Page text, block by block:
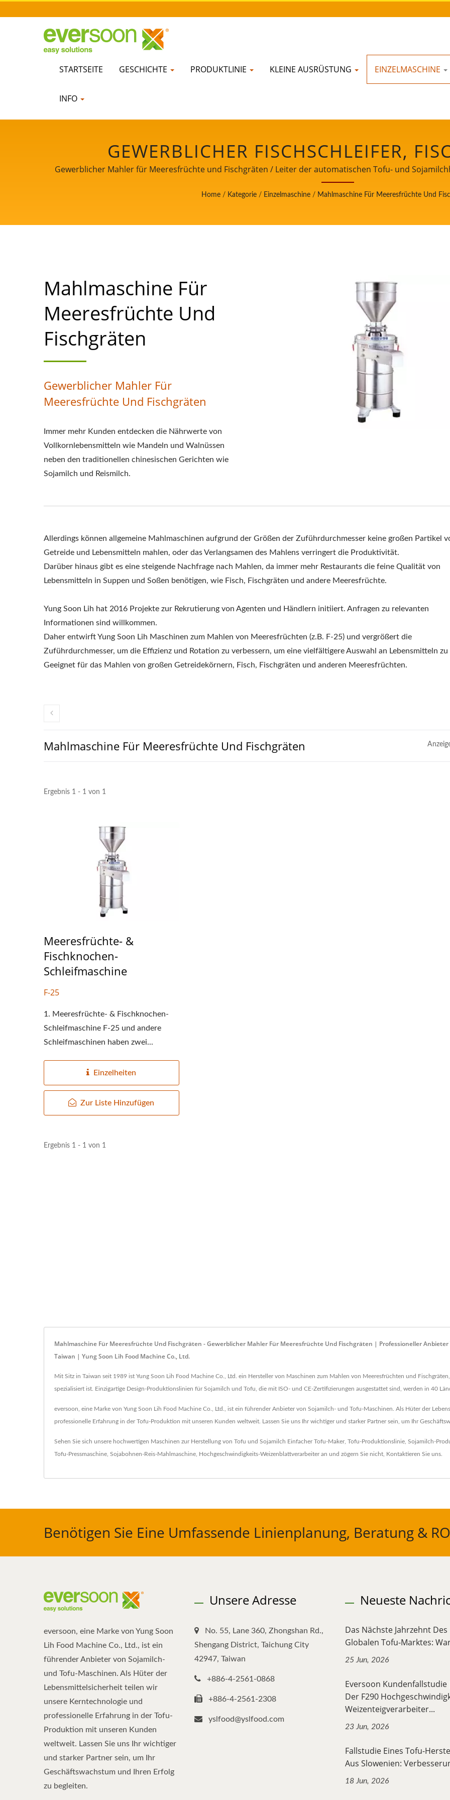
STARTSEITE GESCHICHTE PRODUKTLINIE KLEINE AUSRÜSTUNG EINZELMASCHINE
INFO
GEWERBLICHER FISCHSCHLEIFER,
FISCHSCHLEIFMASCHINE,
LEBENSMITTELMASCHINE,
LEITER DER AUTOMATISCHEN
Gewerblicher Mahler für Meeresfrüchte und Fischgräten / Leiter der automatischen Tofu- und
für Lebensmittelsicherheit.
Home / Kategorie / Einzelmaschine / Mahlmaschine Für Meeresfrüchte Und
Mahlmaschine Für
Meeresfrüchte Und
Fischgräten
Gewerblicher Mahler Für
Meeresfrüchte Und Fischgräten
Immer mehr Kunden entdecken die Nährwerte von
Vollkornlebensmitteln wie Mandeln und Walnüssen
neben den traditionellen chinesischen Gerichten wie
Sojamilch und Reismilch.
Allerdings können allgemeine Mahlmaschinen aufgrund der Größen der Zuführdurchmesser keine großen Partikel
Getreide und Lebensmitteln mahlen, oder das Verlangsamen des Mahlens verringert die Produktivität.
Darüber hinaus gibt es eine steigende Nachfrage nach Mahlen, da immer mehr Restaurants die feine Qualität von
Lebensmitteln in Suppen und Soßen benötigen, wie Fisch, Fischgräten und andere Meeresfrüchte.
Yung Soon Lih hat 2016 Projekte zur Rekrutierung von Agenten und Händlern initiiert. Anfragen zu relevanten
Informationen sind willkommen.
Daher entwirft Yung Soon Lih Maschinen zum Mahlen von Meeresfrüchten (z.B. F-25) und vergrößert die
Zuführdurchmesser, um die Effizienz und Rotation zu verbessern, um eine vielfältigere Auswahl an Lebensmitteln zu
Geeignet für das Mahlen von großen Getreidekörnern, Fisch, Fischgräten und anderen Meeresfrüchten.
Mahlmaschine Für Meeresfrüchte Und Fischgräten
Ergebnis 1 - 1 von 1
Meeresfrüchte- &
Fischknochen-
Schleifmaschine
F-25
1. Meeresfrüchte- & Fischknochen-
Schleifmaschine F-25 und andere
Schleifmaschinen haben zwei...
Einzelheiten
Zur Liste Hinzufügen
Ergebnis 1 - 1 von 1
Automatische Tofu-
Produktionslinie
Mahlmaschine Für Meeresfrüchte Und Fischgräten - Gewerblicher Mahler Für Meeresfrüchte Und Fischgräten | Professioneller
Taiwan | Yung Soon Lih Food Machine Co., Ltd.
Mit Sitz in Taiwan seit 1989 ist Yung Soon Lih Food Machine Co., Ltd. ein Hersteller von Maschinen zum Mahlen von Meeresfrüchten und
spezialisiert ist. Einzigartige Design-Produktionslinien für Sojamilch und Tofu, die mit ISO- und CE-Zertifizierungen ausgestattet sind, werden in 40
eversoon, eine Marke von Yung Soon Lih Food Machine Co., Ltd., ist ein führender Anbieter von Sojamilch- und Tofu-Maschinen. Als Hüter der
professionelle Erfahrung in der Tofu-Produktion mit unseren Kunden weltweit. Lassen Sie uns Ihr wichtiger und starker Partner sein, um Ihr
Sehen Sie sich unsere hochwertigen Maschinen zur Herstellung von Tofu und Sojamilch Einfacher Tofu-Maker, Tofu-Produktionslinie Sojamilch-
Tofu-Pressmaschine Sojabohnen-Reis-Mahlmaschine Hochgeschwindigkeits-Weizenblattverarbeiteran und zögern Sie nicht, Kontaktieren Sie uns
Benötigen Sie Eine Umfassende Linienplanung, Beratung &
eversoon, eine Marke von Yung Soon
Lih Food Machine Co., Ltd., ist ein
führender Anbieter von Sojamilch-
und Tofu-Maschinen. Als Hüter der
Lebensmittelsicherheit teilen wir
unsere Kerntechnologie und
professionelle Erfahrung in der Tofu-
Produktion mit unseren Kunden
weltweit. Lassen Sie uns Ihr wichtiger
und starker Partner sein, um Ihr
Geschäftswachstum und Ihren Erfolg
zu begleiten.
Unsere Adresse
No. 55, Lane 360, Zhongshan Rd.,
Shengang District, Taichung City
42947, Taiwan
+886-4-2561-0868
+886-4-2561-2308
yslfood@yslfood.com
Neueste
Das Nächste Jahrzehnt Des
Globalen Tofu-Marktes:
25 Jun, 2026
Eversoon Kundenfallstudie
Der F290
Weizenteigverarbeiter...
23 Jun, 2026
Fallstudie Eines Tofu-
Aus Slowenien:
18 Jun, 2026